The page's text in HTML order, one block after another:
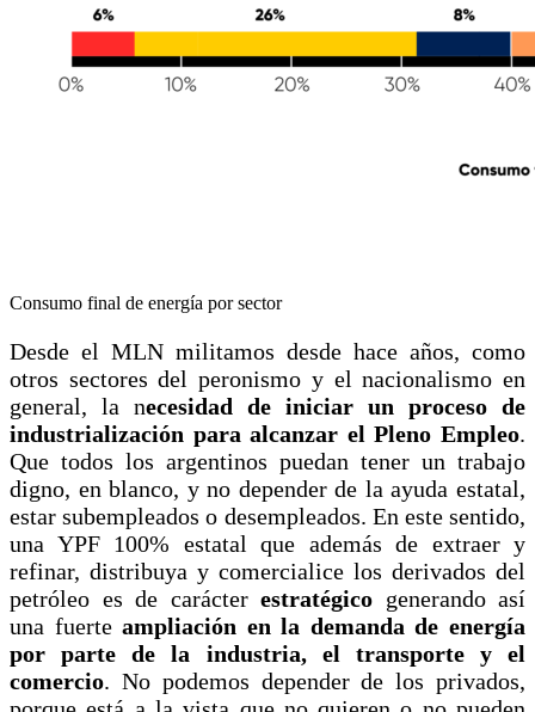
Consumo final de energía por sector
Desde el MLN militamos desde hace años, como
otros sectores del peronismo y el nacionalismo en
general, la necesidad de iniciar un proceso de
industrialización para alcanzar el Pleno Empleo.
Que todos los argentinos puedan tener un trabajo
digno, en blanco, y no depender de la ayuda estatal,
estar subempleados o desempleados. En este sentido,
una YPF 100% estatal que además de extraer y
refinar, distribuya y comercialice los derivados del
petróleo es de carácter estratégico generando así
una fuerteampliación en la demanda de energía
por parte de la industria, el transporte y el
comercio. No podemos depender de los privados,